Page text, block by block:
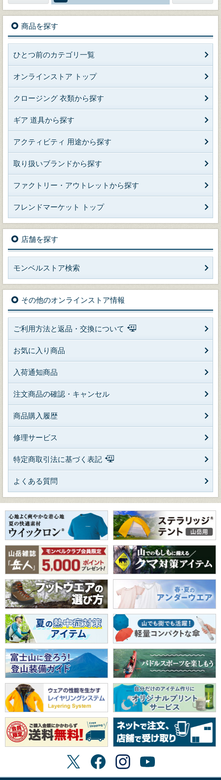
商品を探す
ひとつ前のカテゴリ一覧
オンラインストア トップ
クロージング 衣類から探す
ギア 道具から探す
アクティビティ 用途から探す
取り扱いブランドから探す
ファクトリー・アウトレットから探す
フレンドマーケット トップ
店舗を探す
モンベルストア検索
その他のオンラインストア情報
ご利用方法と返品・交換について
お気に入り商品
入荷通知商品
注文商品の確認・キャンセル
商品購入履歴
修理サービス
特定商取引法に基づく表記
よくある質問